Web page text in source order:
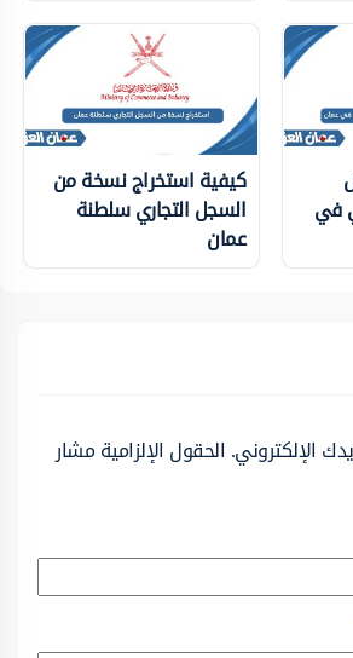
في
كيفية استخراج نسخة من
السجل التجاري سلطنة
عمان
الإلكتروني. الحقول الإلزامية مشار